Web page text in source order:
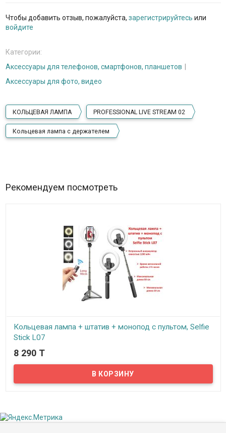
Чтобы добавить отзыв, пожалуйста, зарегистрируйтесь или
войдите
Категории:
Аксессуары для телефонов, смартфонов, планшетов
Аксессуары для фото, видео
КОЛЬЦЕВАЯ ЛАМПА PROFESSIONAL LIVE STREAM 02
Кольцевая лампа с держателем
Рекомендуем посмотреть
Кольцевая лампа + штатив + монопод с пультом, Selfie
Stick L07
В наличии
Предлагаем вам прибрести устройство три в одном: кольцевая
8 290 T